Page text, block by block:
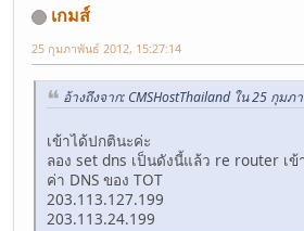
เกมส์
25 กุมภาพันธ์ 2012, 15:27:14
อ้างถึงจาก: CMSHostThailand ใน 25 กุม
เข้าได้ปกตินะค่ะ
ลอง set dns เป็นดังนี้แล้ว re router เข้
ค่า DNS ของ TOT
203.113.127.199
203.113.24.199